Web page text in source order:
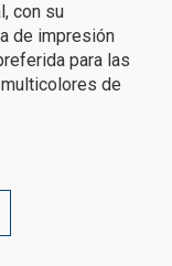
con su
de impresión
para las
de